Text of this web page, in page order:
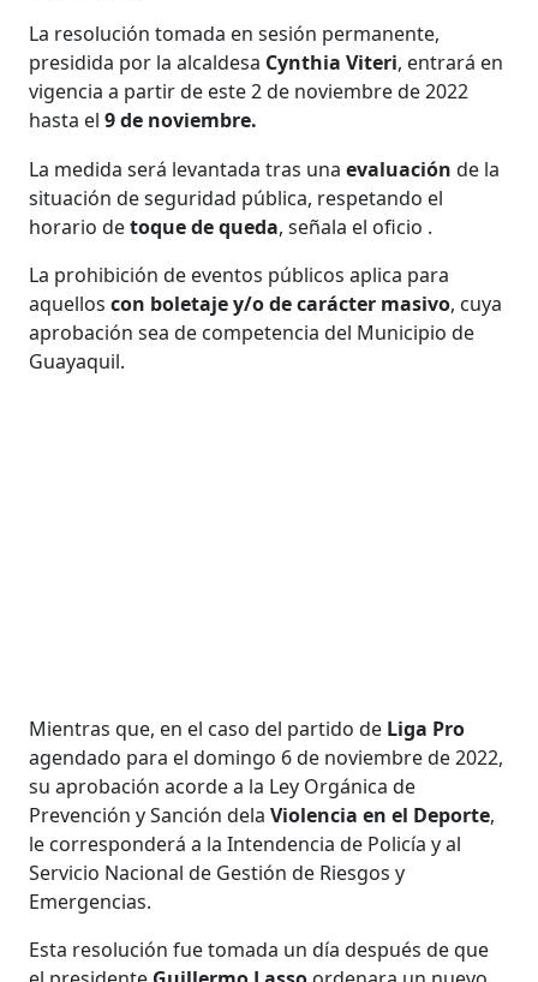
La resolución tomada en sesión permanente,
presidida por la alcaldesa Cynthia Viteri, entrará en
vigencia a partir de este 2 de noviembre de 2022
hasta el9 de noviembre.
La medida será levantada tras una evaluación de la
situación de seguridad pública, respetando el
horario detoque de queda, señala el oficio .
La prohibición de eventos públicos aplica para
aquelloscon boletaje y/o de carácter masivo, cuya
aprobación sea de competencia del Municipio de
Guayaquil.
Mientras que, en el caso del partido de Liga Pro
agendado para el domingo 6 de noviembre de 2022,
su aprobación acorde a la Ley Orgánica de
Prevención y Sanción delaViolencia en el Deporte,
le corresponderá a la Intendencia de Policía y al
Servicio Nacional de Gestión de Riesgos y
Emergencias.
Esta resolución fue tomada un día después de que